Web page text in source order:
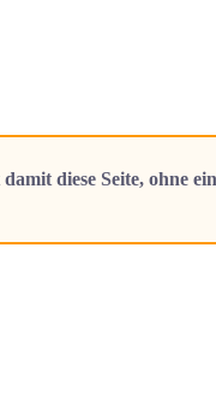
diese Seite, ohne